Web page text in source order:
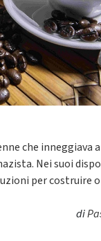
che inneggiava
Nei suoi
per costruire
di